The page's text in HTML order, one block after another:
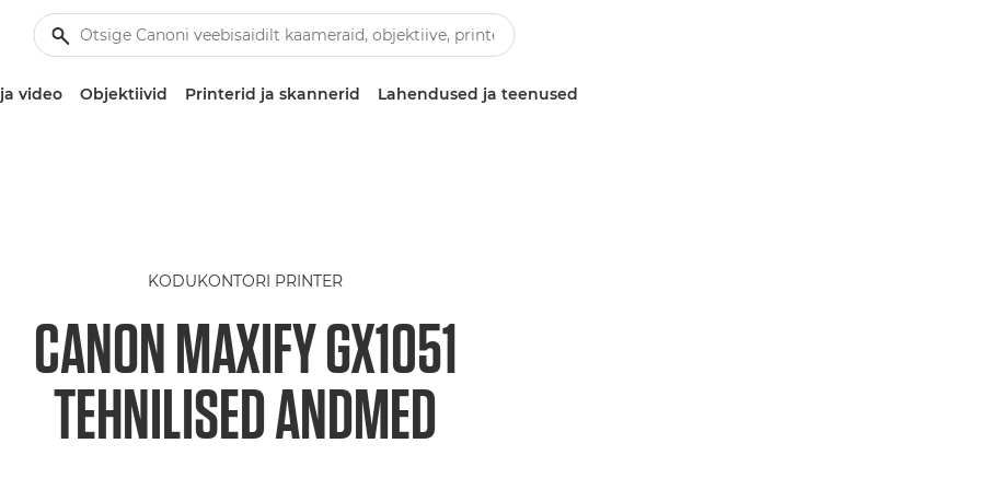
video Objektiivid Printerid ja skannerid Lahendused ja teenused
KODUKONTORI PRINTER
CANON MAXIFY GX1051
TEHNILISED ANDMED